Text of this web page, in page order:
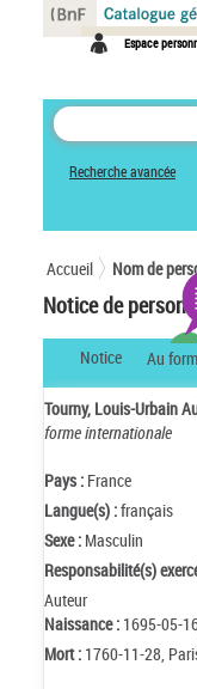
Espace
Recherche avancée
Accueil Nom de
Notice de
Notice Au
Tourny, Louis-Urbain
forme internationale
Pays : France
Langue(s) :français
Sexe : Masculin
Responsabilité(s)
Auteur
Naissance : 1695-05-
Mort : 1760-11-28,
Panneau de gestion des